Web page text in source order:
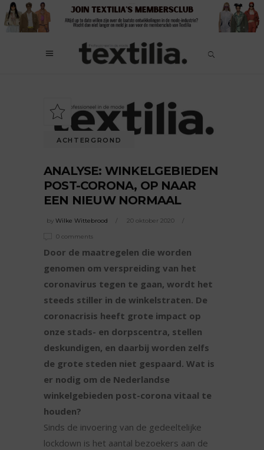
ACHTERGROND
ANALYSE: WINKELGEBIEDEN
POST-CORONA, OP NAAR
EEN NIEUW NORMAAL
by Wilke Wittebrood 20 oktober 2020
0 comments
Door de maatregelen die worden
genomen om verspreiding van het
coronavirus tegen te gaan, wordt het
steeds stiller in de winkelstraten. De
coronacrisis heeft grote impact op
onze stads- en dorpscentra, stellen
deskundigen, en daarbij worden zelfs
de grote steden niet gespaard. Wat is
er nodig om de Nederlandse
winkelgebieden post-corona vitaal te
houden?
Sinds de invoering van de gedeeltelijke
lockdown is het aantal bezoekers aan de